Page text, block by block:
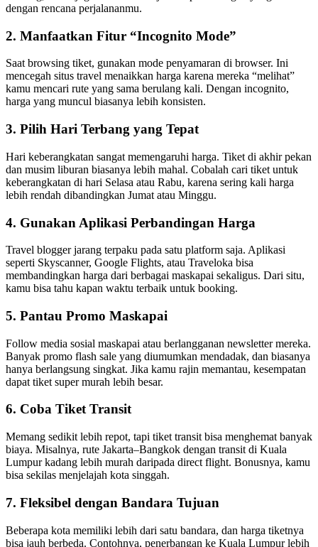
dengan rencana perjalananmu.
2. Manfaatkan Fitur “Incognito Mode”
Saat browsing tiket, gunakan mode penyamaran di browser. Ini
mencegah situs travel menaikkan harga karena mereka “melihat”
kamu mencari rute yang sama berulang kali. Dengan incognito,
harga yang muncul biasanya lebih konsisten.
3. Pilih Hari Terbang yang Tepat
Hari keberangkatan sangat memengaruhi harga. Tiket di akhir pekan
dan musim liburan biasanya lebih mahal. Cobalah cari tiket untuk
keberangkatan di hari Selasa atau Rabu, karena sering kali harga
lebih rendah dibandingkan Jumat atau Minggu.
4. Gunakan Aplikasi Perbandingan Harga
Travel blogger jarang terpaku pada satu platform saja. Aplikasi
seperti Skyscanner, Google Flights, atau Traveloka bisa
membandingkan harga dari berbagai maskapai sekaligus. Dari situ,
kamu bisa tahu kapan waktu terbaik untuk booking.
5. Pantau Promo Maskapai
Follow media sosial maskapai atau berlangganan newsletter mereka.
Banyak promo flash sale yang diumumkan mendadak, dan biasanya
hanya berlangsung singkat. Jika kamu rajin memantau, kesempatan
dapat tiket super murah lebih besar.
6. Coba Tiket Transit
Memang sedikit lebih repot, tapi tiket transit bisa menghemat banyak
biaya. Misalnya, rute Jakarta–Bangkok dengan transit di Kuala
Lumpur kadang lebih murah daripada direct flight. Bonusnya, kamu
bisa sekilas menjelajah kota singgah.
7. Fleksibel dengan Bandara Tujuan
Beberapa kota memiliki lebih dari satu bandara, dan harga tiketnya
bisa jauh berbeda. Contohnya, penerbangan ke Kuala Lumpur lebih